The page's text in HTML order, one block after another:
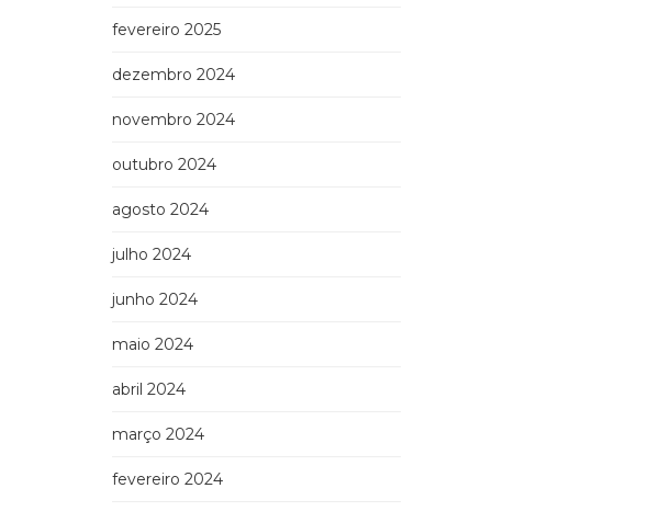
fevereiro 2025
dezembro 2024
novembro 2024
outubro 2024
agosto 2024
julho 2024
junho 2024
maio 2024
abril 2024
março 2024
fevereiro 2024